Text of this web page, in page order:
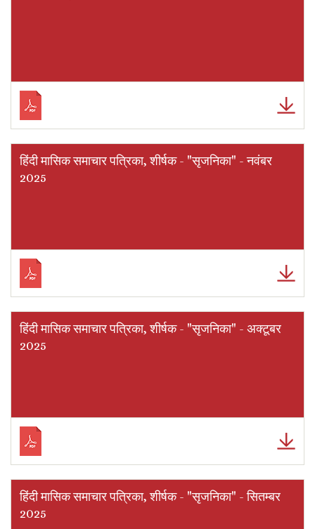
हिंदी मासिक समाचार पत्रिका, शीर्षक - "सृजनिका" - नवंबर
2025
हिंदी मासिक समाचार पत्रिका, शीर्षक - "सृजनिका" - अक्टूबर
2025
हिंदी मासिक समाचार पत्रिका, शीर्षक - "सृजनिका" - सितम्बर
2025